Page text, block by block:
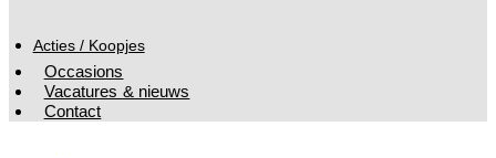
Acties / Koopjes
Occasions
Vacatures & nieuws
Contact